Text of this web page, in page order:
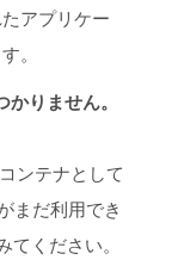
アプリケー
。
りません。
ンテナとして
まだ利用でき
てください。